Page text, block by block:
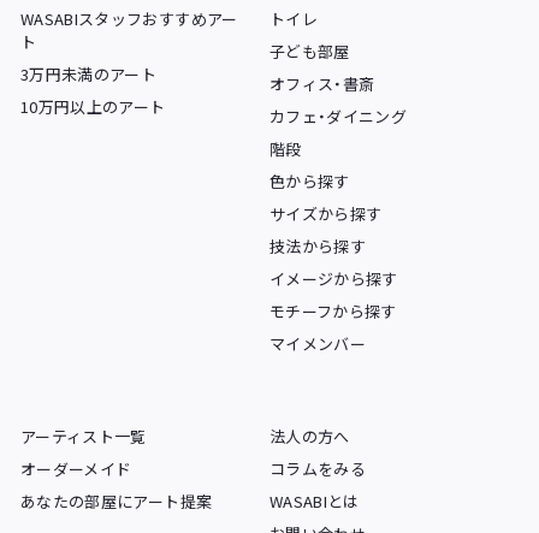
WASABIスタッフおすすめアー
ト
3万円未満のアート
10万円以上のアート
トイレ
子ども部屋
オフィス・書斎
カフェ・ダイニング
階段
色から探す
サイズから探す
技法から探す
イメージから探す
モチーフから探す
マイメンバー
アーティスト一覧
オーダーメイド
あなたの部屋にアート提案
法人の方へ
コラムをみる
WASABIとは